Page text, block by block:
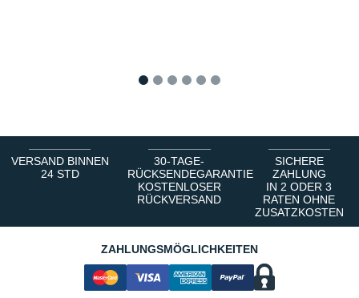
VERSAND BINNEN
24 STD
30-TAGE-
RÜCKSENDEGARANTIE
KOSTENLOSER
RÜCKVERSAND
SICHERE
ZAHLUNG
IN 2 ODER 3
RATEN OHNE
ZUSATZKOSTEN
ZAHLUNGSMÖGLICHKEITEN